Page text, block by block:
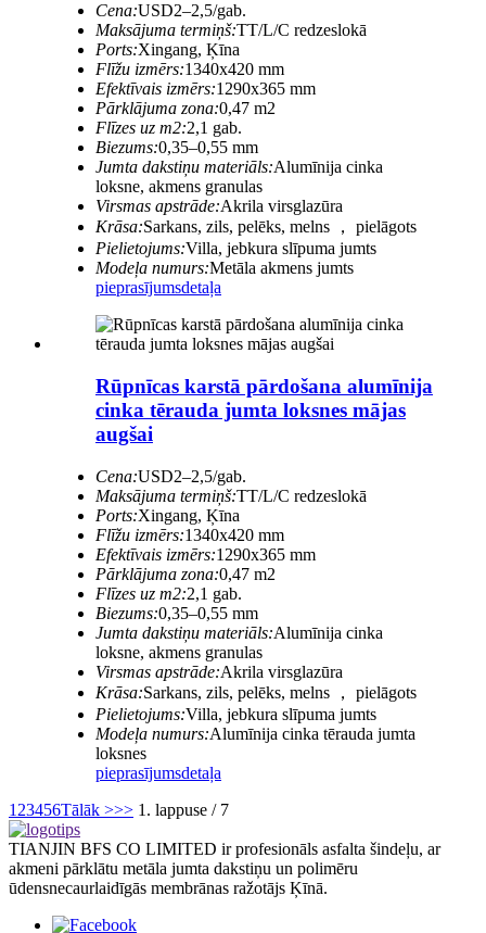
Cena:USD2–2,5/gab.
Maksājuma termiņš:TT/L/C redzeslokā
Ports:Xingang, Ķīna
Flīžu izmērs:1340x420 mm
Efektīvais izmērs:1290x365 mm
Pārklājuma zona:0,47 m2
Flīzes uz m2:2,1 gab.
Biezums:0,35–0,55 mm
Jumta dakstiņu materiāls:Alumīnija cinka
loksne, akmens granulas
Virsmas apstrāde:Akrila virsglazūra
Krāsa:Sarkans, zils, pelēks, melns ， pielāgots
Pielietojums:Villa, jebkura slīpuma jumts
Modeļa numurs:Metāla akmens jumts
pieprasījumsdetaļa
Rūpnīcas karstā pārdošana alumīnija
cinka tērauda jumta loksnes mājas
augšai
Cena:USD2–2,5/gab.
Maksājuma termiņš:TT/L/C redzeslokā
Ports:Xingang, Ķīna
Flīžu izmērs:1340x420 mm
Efektīvais izmērs:1290x365 mm
Pārklājuma zona:0,47 m2
Flīzes uz m2:2,1 gab.
Biezums:0,35–0,55 mm
Jumta dakstiņu materiāls:Alumīnija cinka
loksne, akmens granulas
Virsmas apstrāde:Akrila virsglazūra
Krāsa:Sarkans, zils, pelēks, melns ， pielāgots
Pielietojums:Villa, jebkura slīpuma jumts
Modeļa numurs:Alumīnija cinka tērauda jumta
loksnes
pieprasījumsdetaļa
1 23456Tālāk >>> 1. lappuse / 7
TIANJIN BFS CO LIMITED ir profesionāls asfalta šindeļu, ar
akmeni pārklātu metāla jumta dakstiņu un polimēru
ūdensnecaurlaidīgās membrānas ražotājs Ķīnā.